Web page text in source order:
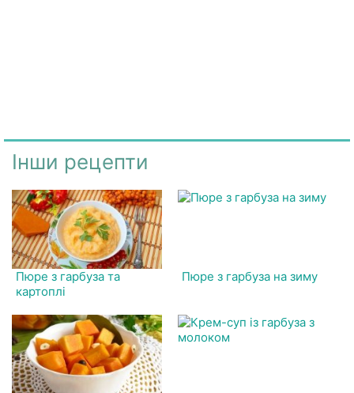
Інши рецепти
Пюре з гарбуза та
картоплі
Пюре з гарбуза на зиму